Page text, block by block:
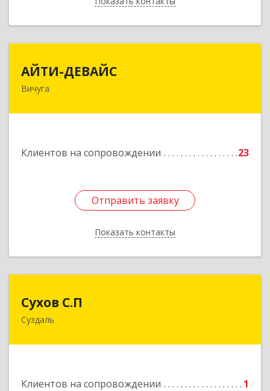
АЙТИ-ДЕВАЙС
Вичуга
Клиентов на сопровождении 23
Отправить заявку
Показать контакты
155334, Ивановская обл, г.о. Вичуга, Вичуга г,
Отправить заявку
Назад
Сухов С.П
Суздаль
Клиентов на сопровождении 1